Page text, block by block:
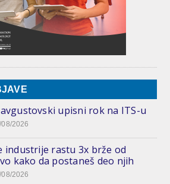
upisni rok na ITS-u
2026
industrije rastu 3x brže od
kako da postaneš deo njih
2026